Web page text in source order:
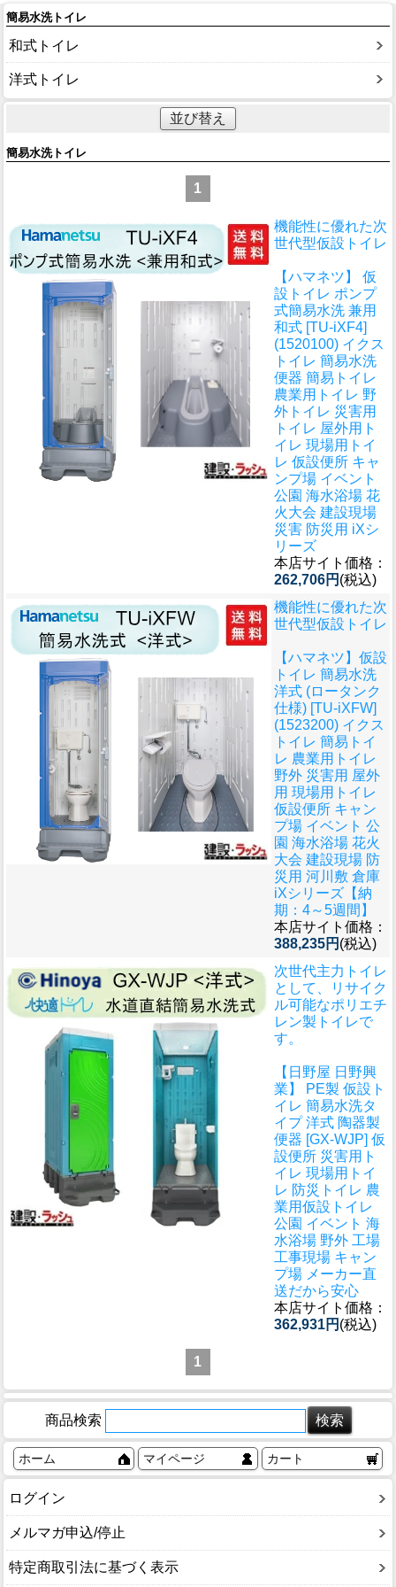
簡易水洗トイレ
和式トイレ
洋式トイレ
並び替え
簡易水洗トイレ
1
機能性に優れた次
世代型仮設トイレ
【ハマネツ】 仮
設トイレ ポンプ
式簡易水洗 兼用
和式 [TU-iXF4]
(1520100) イクス
トイレ 簡易水洗
便器 簡易トイレ
農業用トイレ 野
外トイレ 災害用
トイレ 屋外用ト
イレ 現場用トイ
レ 仮設便所 キャ
ンプ場 イベント
公園 海水浴場 花
火大会 建設現場
災害 防災用 iXシ
リーズ
本店サイト価格：
262,706円 (税込)
機能性に優れた次
世代型仮設トイレ
【ハマネツ】仮設
トイレ 簡易水洗
洋式 (ロータンク
仕様) [TU-iXFW]
(1523200) イクス
トイレ 簡易トイ
レ 農業用トイレ
野外 災害用 屋外
用 現場用トイレ
仮設便所 キャン
プ場 イベント 公
園 海水浴場 花火
大会 建設現場 防
災用 河川敷 倉庫
iXシリーズ【納
期：4～5週間】
本店サイト価格：
388,235円 (税込)
次世代主力トイレ
として、リサイク
ル可能なポリエチ
レン製トイレで
す。
【日野屋 日野興
業】 PE製 仮設ト
イレ 簡易水洗タ
イプ 洋式 陶器製
便器 [GX-WJP] 仮
設便所 災害用ト
イレ 現場用トイ
レ 防災トイレ 農
業用仮設トイレ
公園 イベント 海
水浴場 野外 工場
工事現場 キャン
プ場 メーカー直
送だから安心
本店サイト価格：
362,931円 (税込)
1
商品検索
ホーム マイページ カート
ログイン
メルマガ申込/停止
特定商取引法に基づく表示